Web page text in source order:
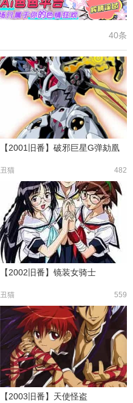
40条
【2001旧番】破邪巨星G弹劾凰
482
丑猫
【2002旧番】镜装女骑士
559
丑猫
【2003旧番】天使怪盗